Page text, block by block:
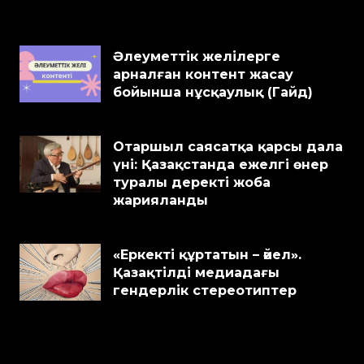
Әлеуметтік желілерге
арналған контент жасау
бойынша нұсқаулық (Гайд)
Отаршыл саясатқа қарсы дала
үні: Қазақстанда ежелгі өнер
туралы деректі жоба
жарияланды
«Еркекті құртатын – әйел».
Қазақтілді медиадағы
гендерлік стереотиптер